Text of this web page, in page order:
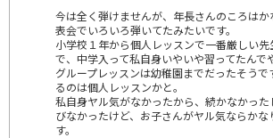
今は全く弾けませんが、年長さんのころは
表会でいろいろ弾いてたみたいです。
小学校１年から個人レッスンで一番厳しい先
で、中学入って私自身いやいや習ってたんで
グループレッスンは幼稚園までだったそう
るのは個人レッスンかと。
私自身ヤル気がなかったから、続かなかっ
びなかったけど、お子さんがヤル気ならかな
す。